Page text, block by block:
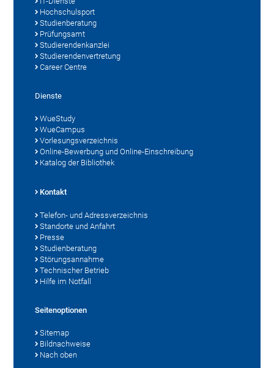
Hochschulsport
Studienberatung
Prüfungsamt
Studierendenkanzlei
Studierendenvertretung
Career Centre
Dienste
WueStudy
WueCampus
Vorlesungsverzeichnis
Online-Bewerbung und Online-Einschreibung
Katalog der Bibliothek
Kontakt
Telefon- und Adressverzeichnis
Standorte und Anfahrt
Presse
Studienberatung
Störungsannahme
Technischer Betrieb
Hilfe im Notfall
Seitenoptionen
Sitemap
Bildnachweise
Nach oben